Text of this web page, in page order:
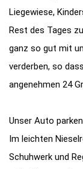
Liegewiese,
Rest des Tages
ganz so gut mit
verderben, so
angenehmen 24
Unser Auto
Im leichten
Schuhwerk und